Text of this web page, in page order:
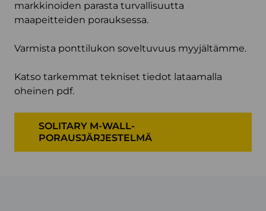
markkinoiden parasta turvallisuutta
maapeitteiden porauksessa.
Varmista ponttilukon soveltuvuus myyjältämme.
Katso tarkemmat tekniset tiedot lataamalla
oheinen pdf.
SOLITARY M-WALL-
PORAUSJÄRJESTELMÄ